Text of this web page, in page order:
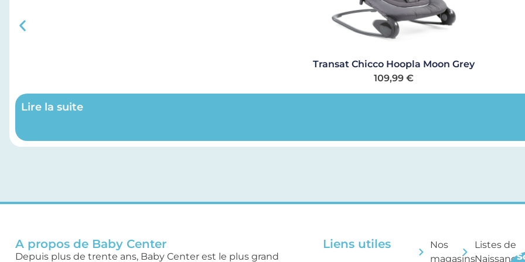
Transat Chicco Hoopla Moon Grey
109,99 €
Lire la suite
A propos de Baby Center
Depuis plus de trente ans, Baby Center est le plus grand
Liens utiles
Nos
magasins
Listes de
Naissance